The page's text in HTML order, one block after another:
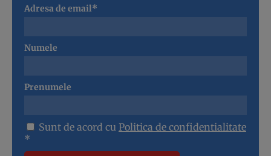
Adresa de email*
Numele
Prenumele
Sunt de acord cu Politica de confidentialitate
*